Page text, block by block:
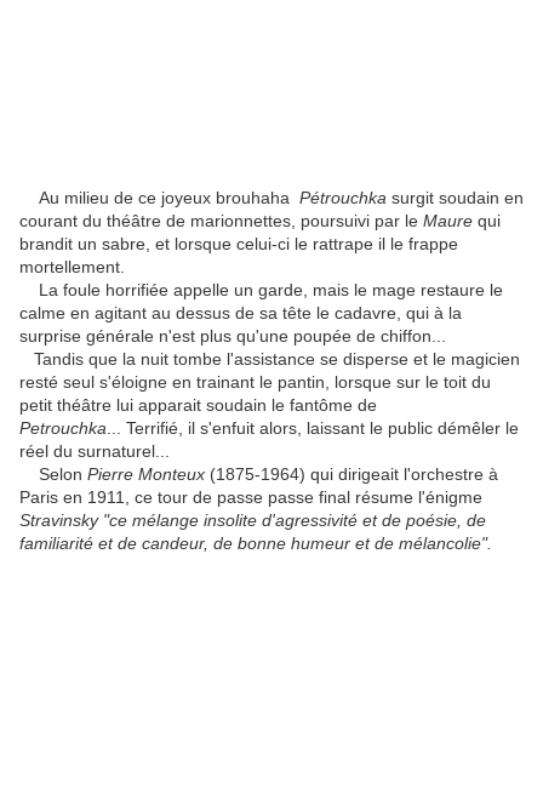
Au milieu de ce joyeux brouhaha Pétrouchka surgit soudain en
courant du théâtre de marionnettes, poursuivi par le Maure qui
brandit un sabre, et lorsque celui-ci le rattrape il le frappe
mortellement.
La foule horrifiée appelle un garde, mais le mage restaure le
calme en agitant au dessus de sa tête le cadavre, qui à la
surprise générale n'est plus qu'une poupée de chiffon...
Tandis que la nuit tombe l'assistance se disperse et le magicien
resté seul s'éloigne en trainant le pantin, lorsque sur le toit du
petit théâtre lui apparait soudain le fantôme de
Petrouchka ... Terrifié, il s'enfuit alors, laissant le public démêler le
réel du surnaturel...
Selon Pierre Monteux (1875-1964) qui dirigeait l'orchestre à
Paris en 1911, ce tour de passe passe final résume l'énigme
Stravinsky "ce mélange insolite d'agressivité et de poésie, de
familiarité et de candeur, de bonne humeur et de mélancolie".